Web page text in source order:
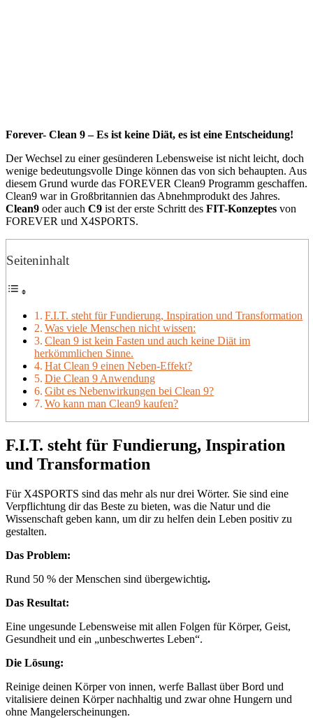
Forever- Clean 9 – Es ist keine Diät, es ist eine Entscheidung!
Der Wechsel zu einer gesünderen Lebensweise ist nicht leicht, doch
wenige bedeutungsvolle Dinge können das von sich behaupten. Aus
diesem Grund wurde das FOREVER Clean9 Programm geschaffen.
Clean9 war in Großbritannien das Abnehmprodukt des Jahres.
Clean9 oder auch C9 ist der erste Schritt des FIT-Konzeptes von
FOREVER und X4SPORTS.
Seiteninhalt
F.I.T. steht für Fundierung, Inspiration und Transformation
Was viele Menschen nicht wissen:
Clean 9 ist kein Fasten und auch keine Diät im
herkömmlichen Sinne.
Hat Clean 9 einen Neben-Effekt?
Die Clean 9 Anwendung
Gibt es Nebenwirkungen bei Clean 9?
Wo kann man Clean9 kaufen?
F.I.T. steht für Fundierung, Inspiration
und Transformation
Für X4SPORTS sind das mehr als nur drei Wörter. Sie sind eine
Verpflichtung dir das Beste zu bieten, was die Natur und die
Wissenschaft geben kann, um dir zu helfen dein Leben positiv zu
gestalten.
Das Problem:
Rund 50 % der Menschen sind übergewichtig.
Das Resultat:
Eine ungesunde Lebensweise mit allen Folgen für Körper, Geist,
Gesundheit und ein „unbeschwertes Leben“.
Die Lösung:
Reinige deinen Körper von innen, werfe Ballast über Bord und
vitalisiere deinen Körper nachhaltig und zwar ohne Hungern und
ohne Mangelerscheinungen.